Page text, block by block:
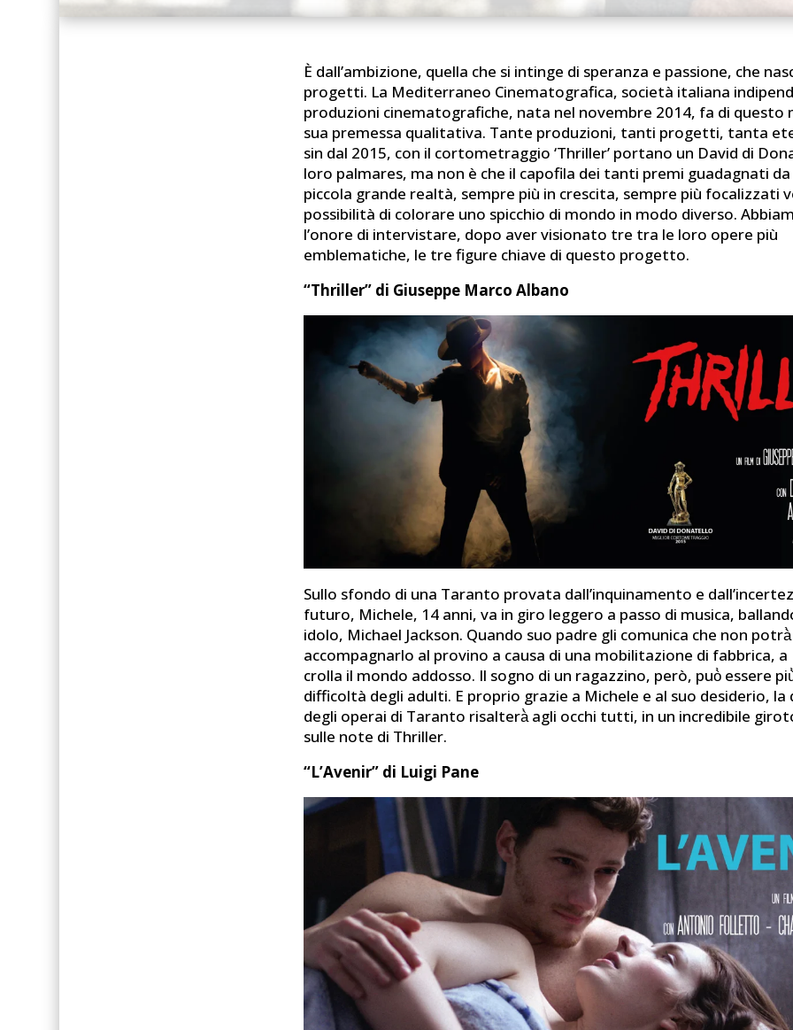
È dall’ambizione, quella che si intinge di speranza e passione, che
progetti. La Mediterraneo Cinematografica, società italiana
produzioni cinematografiche, nata nel novembre 2014, fa di questo
sua premessa qualitativa. Tante produzioni, tanti progetti, tanta
sin dal 2015, con il cortometraggio ‘Thriller’ portano un David di
loro palmares, ma non è che il capofila dei tanti premi guadagnati
piccola grande realtà, sempre più in crescita, sempre più focalizzati
possibilità di colorare uno spicchio di mondo in modo diverso.
l’onore di intervistare, dopo aver visionato tre tra le loro opere più
emblematiche, le tre figure chiave di questo progetto.
“Thriller” di Giuseppe Marco Albano
Sullo sfondo di una Taranto provata dall’inquinamento e
futuro, Michele, 14 anni, va in giro leggero a passo di musica,
idolo, Michael Jackson. Quando suo padre gli comunica che non potrà̀
accompagnarlo al provino a causa di una mobilitazione di fabbrica, a
crolla il mondo addosso. Il sogno di un ragazzino, però, può̀ essere
difficoltà degli adulti. E proprio grazie a Michele e al suo desiderio, la
degli operai di Taranto risalterà̀ agli occhi tutti, in un incredibile
sulle note di Thriller.
“L’Avenir” di Luigi Pane